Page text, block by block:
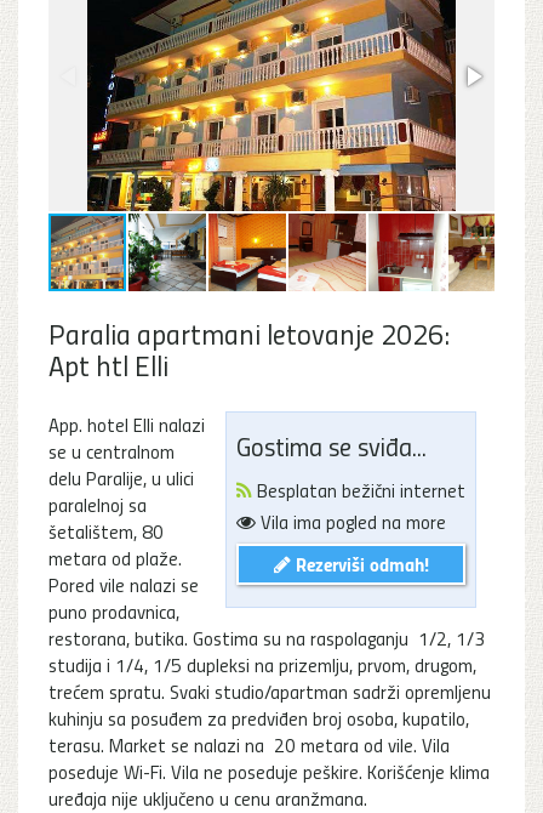
Paralia apartmani letovanje 2026:
Apt htl Elli
Gostima se sviđa...
Besplatan bežični internet
Vila ima pogled na more
Rezerviši odmah!
App. hotel Elli nalazi
se u centralnom
delu Paralije, u ulici
paralelnoj sa
šetalištem, 80
metara od plaže.
Pored vile nalazi se
puno prodavnica,
restorana, butika. Gostima su na raspolaganju 1/2, 1/3
studija i 1/4, 1/5 dupleksi na prizemlju, prvom, drugom,
trećem spratu. Svaki studio/apartman sadrži opremljenu
kuhinju sa posuđem za predviđen broj osoba, kupatilo,
terasu. Market se nalazi na 20 metara od vile. Vila
poseduje Wi-Fi. Vila ne poseduje peškire. Korišćenje klima
uređaja nije uključeno u cenu aranžmana.